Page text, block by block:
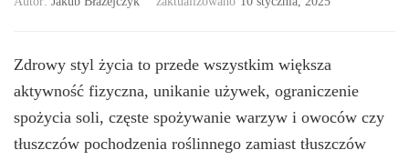
Zdrowy styl życia to przede wszystkim większa
aktywność fizyczna, unikanie używek, ograniczenie
spożycia soli, częste spożywanie warzyw i owoców czy
tłuszczów pochodzenia roślinnego zamiast tłuszczów